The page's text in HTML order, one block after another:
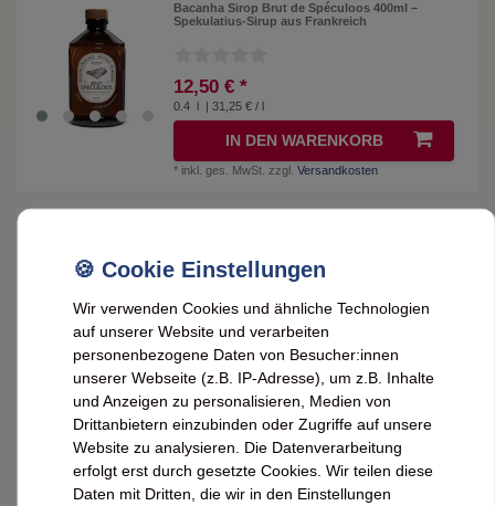
Bacanha Sirop Brut de Spéculoos 400ml –
Spekulatius-Sirup aus Frankreich
12,50 € *
0.4 l | 31,25 € / l
IN DEN WARENKORB
* inkl. ges. MwSt. zzgl.Versandkosten
12,50 € *
0.4 l | 31,25 € / l
IN DEN WARENKORB
inkl. ges. MwSt. Versandkosten
Bacanha Sirop Brut de Verveine Bio 400ml –
Bio-Eisenkraut-Sirup mit Bio-Rohrzucker
Wir verwenden Cookies und ähnliche Technologien
auf unserer Website und verarbeiten
personenbezogene Daten von Besucher:innen
unserer Webseite (z.B. IP-Adresse), um z.B. Inhalte
und Anzeigen zu personalisieren, Medien von
Drittanbietern einzubinden oder Zugriffe auf unsere
Website zu analysieren. Die Datenverarbeitung
erfolgt erst durch gesetzte Cookies. Wir teilen diese
Daten mit Dritten, die wir in den Einstellungen